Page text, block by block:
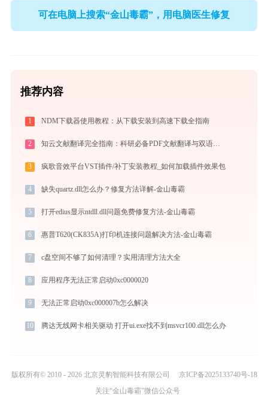
可在电脑上搜索“金山毒霸”，用电脑医生修复
推荐内容
1 NDM下载器使用教程：从下载安装到高速下载全指南
2 知云文献翻译完全指南：科研必备PDF文献翻译与双语对照阅读效率工具（2026最新）
3 疯歌音效平台VST插件/补丁安装教程_如何加载插件效果包
4 缺失quartz.dll怎么办？修复方法详解-金山毒霸
5 打开edius显示ntdll.dll问题免费修复方法-金山毒霸
6 惠普T620(CK835A)打印机连接问题解决方法-金山毒霸
7 c盘空间不够了如何清理？实用清理方法大全
8 应用程序无法正常启动0xc0000020
9 无法正常启动0xc000007b怎么解决
10 腾达无线网卡相关驱动 打开ui.exe找不到msvcr100.dll怎么办
版权所有© 2010 - 2026 北京灵豹智能科技有限公司
京ICP备2025133740号-18
关注“金山毒霸”微信公众号